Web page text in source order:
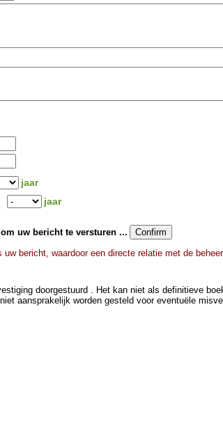
jaar
jaar
uw bericht te versturen ...
bericht, waardoor een directe relatie met de
doorgestuurd . Het kan niet als definitieve
aansprakelijk worden gesteld voor eventuële